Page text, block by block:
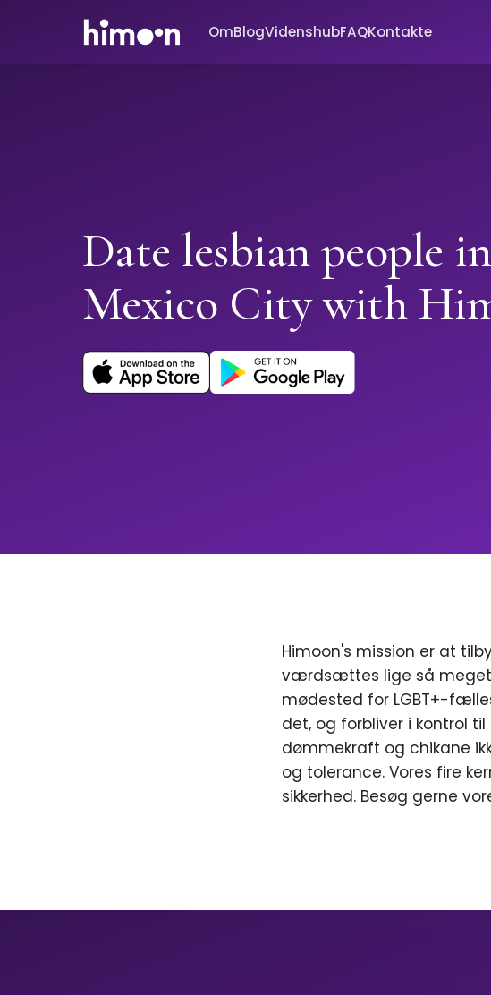
OmBlogVidenshubFAQKontakte
Date lesbian people in
Mexico City with
Himoon's mission er at
værdsættes lige så meget
mødested for LGBT+-
det, og forbliver i kontrol
dømmekraft og chikane
og tolerance. Vores fire
sikkerhed. Besøg gerne